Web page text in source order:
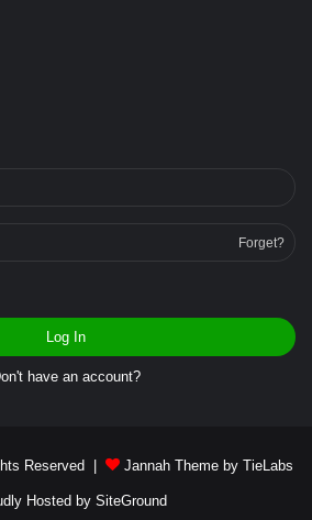
Forget?
Log In
have an account?
Reserved | Jannah Theme by TieLabs
Hosted by SiteGround